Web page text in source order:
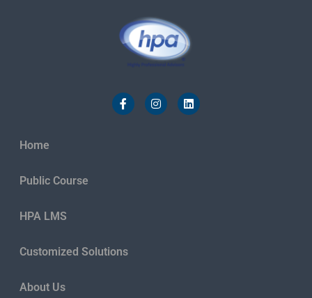
Home
Public Course
HPA LMS
Customized Solutions
About Us